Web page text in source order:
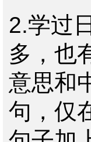
2.学过
多，也
意思和
句，仅